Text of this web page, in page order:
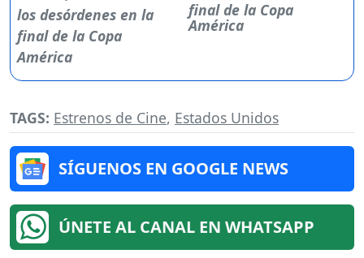
final de la Copa
América
TAGS: Estrenos de Cine, Estados Unidos
SÍGUENOS EN GOOGLE NEWS
ÚNETE AL CANAL EN WHATSAPP